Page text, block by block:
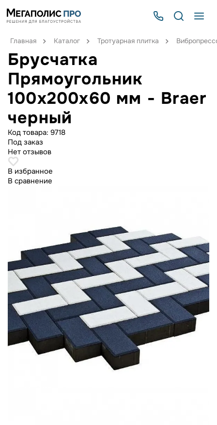
Главная Каталог Тротуарная плитка
Брусчатка
Прямоугольник
100х200х60 мм - Braer
черный
Код товара: 9718
Под заказ
Нет отзывов
В избранное
В сравнение